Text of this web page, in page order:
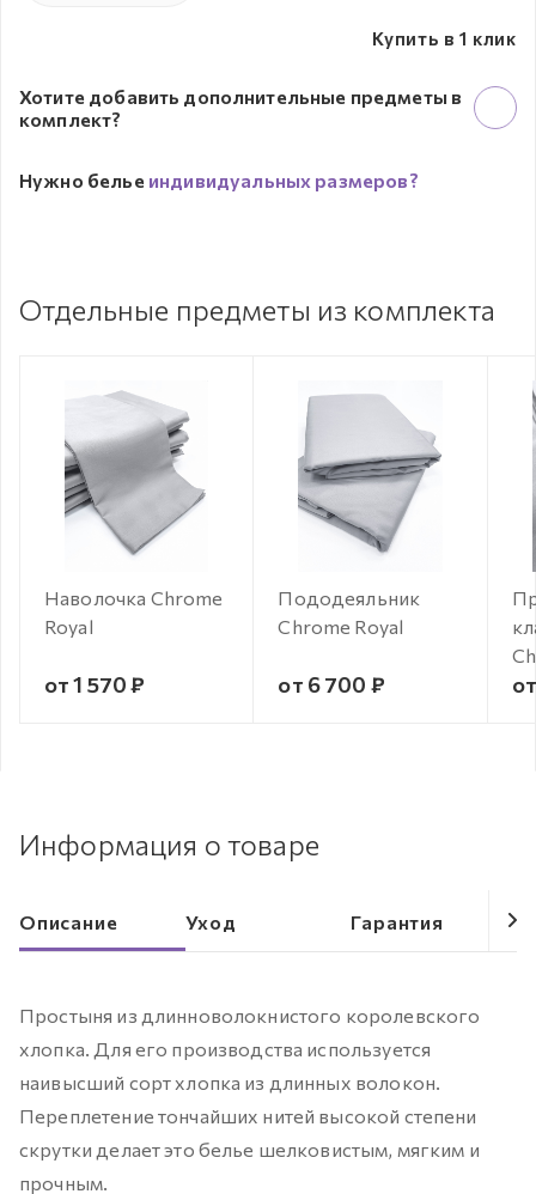
Купить в 1 клик
Хотите добавить дополнительные предметы в
комплект?
Нужно белье индивидуальных размеров?
Отдельные предметы из комплекта
Наволочка Chrome
Royal
от 1 570 ₽
Пододеяльник
Chrome Royal
от 6 700 ₽
Информация о товаре
Описание Уход Гарантия
Простыня из длинноволокнистого королевского
хлопка. Для его производства используется
наивысший сорт хлопка из длинных волокон.
Переплетение тончайших нитей высокой степени
скрутки делает это белье шелковистым, мягким и
прочным.